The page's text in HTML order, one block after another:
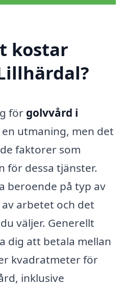
kostar
för golvvård i
utmaning, men det
faktorer som
för dessa tjänster.
beroende på typ av
arbetet och det
väljer. Generellt
dig att betala mellan
kvadratmeter för
inklusive